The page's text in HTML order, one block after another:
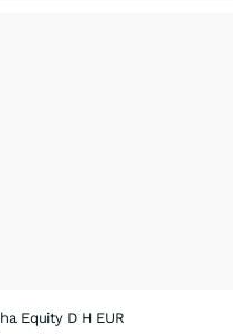
Equity D H EUR